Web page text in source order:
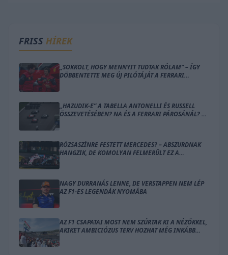
FRISS HÍREK
„SOKKOLT, HOGY MENNYIT TUDTAK RÓLAM” – ÍGY
DÖBBENTETTE MEG ÚJ PILÓTÁJÁT A FERRARI
„HAZUDIK-E” A TABELLA ANTONELLI ÉS RUSSELL
ÖSSZEVETÉSÉBEN? NA ÉS A FERRARI PÁROSÁNÁL? –
RÓZSASZÍNRE FESTETT MERCEDES? – ABSZURDNAK
HANGZIK, DE KOMOLYAN FELMERÜLT EZ A
NAGY DURRANÁS LENNE, DE VERSTAPPEN NEM LÉP
AZ F1-ES LEGENDÁK NYOMÁBA
AZ F1 CSAPATAI MOST NEM SZÚRTAK KI A NÉZŐKKEL,
AKIKET AMBICIÓZUS TERV HOZHAT MÉG INKÁBB